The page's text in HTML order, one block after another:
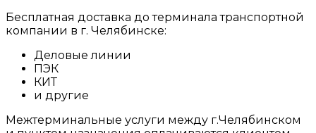
Бесплатная доставка до терминала транспортной
компании в г. Челябинске:
Деловые линии
ПЭК
КИТ
и другие
Межтерминальные услуги между г.Челябинском